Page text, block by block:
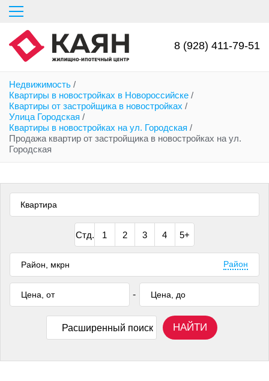
Перейти
основному
содержанию
8 (928) 411-79-51
Недвижимость /
Квартиры в новостройках в Новороссийске /
Квартиры от застройщика в новостройках /
Улица Городская /
Квартиры в новостройках на ул. Городская /
Продажа квартир от застройщика в новостройках на ул.
Городская
Квартира
Стд. 1 2 3 4 5+
Район
-
Расширенный поиск НАЙТИ